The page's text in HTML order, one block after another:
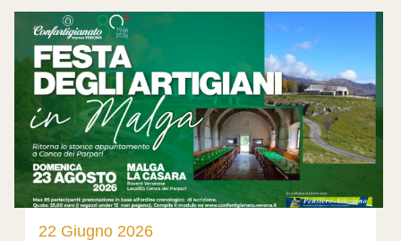
22 Giugno 2026